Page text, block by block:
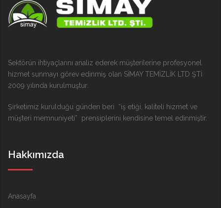
Sektörün ihtiyaçlarını analiz ederek müşterilerine profesyonel
hizmet sunmayı görev edinmiş olan SİMAY TEMİZLİK LTD ŞTİ
2009 yılında kurulmuştur.
Şirketimiz kurulduğu günden beri “iş etiği, kaliteli hizmet ve
müşteri memnuniyeti” prensiplerini kendisine temel edinmiştir.
Hakkımızda
Anasayfa